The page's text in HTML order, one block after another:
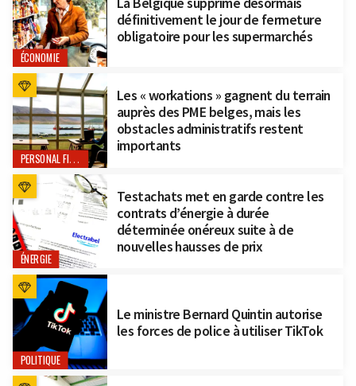
ÉCONOMIE
définitivement le jour de fermeture
obligatoire pour les supermarchés
PERSONAL FINANCE
Les « workations » gagnent du terrain
auprès des PME belges, mais les
obstacles administratifs restent
importants
ÉNERGIE
Testachats met en garde contre les
contrats d’énergie à durée
déterminée onéreux suite à de
nouvelles hausses de prix
POLITIQUE
Le ministre Bernard Quintin autorise
les forces de police à utiliser TikTok